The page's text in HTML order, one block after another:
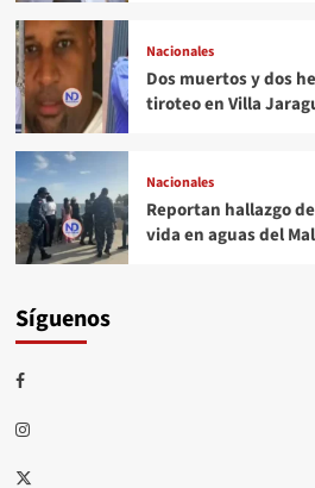
Nacionales
Dos muertos y dos
tiroteo en Villa
Nacionales
Reportan hallazgo
vida en aguas del
Síguenos